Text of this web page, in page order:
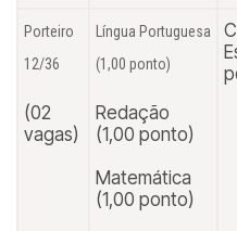
Porteiro
12/36
(02
vagas)
Língua Portuguesa
(1,00 ponto)
Redação
(1,00 ponto)
Matemática
(1,00 ponto)